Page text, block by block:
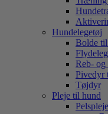
Hundelegetøj
Bolde
Reb- og
Pivedyr
Tøjdyr
Pleje til hund
Pelspleje